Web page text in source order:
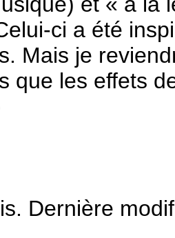
ci a été
Mais je
que les effets
Dernière